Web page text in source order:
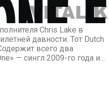
Chris Lake в
давности. Тот Dutch
всего два
— сингл 2009-го года и…